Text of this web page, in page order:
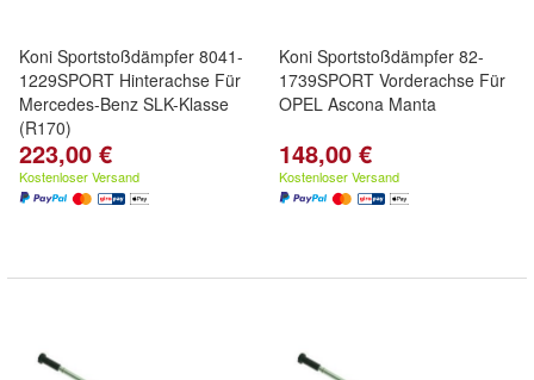
Koni Sportstoßdämpfer 8041-
1229SPORT Hinterachse Für
Mercedes-Benz SLK-Klasse
(R170)
223,00 €
Kostenloser Versand
Koni Sportstoßdämpfer 82-
1739SPORT Vorderachse Für
OPEL Ascona Manta
148,00 €
Kostenloser Versand